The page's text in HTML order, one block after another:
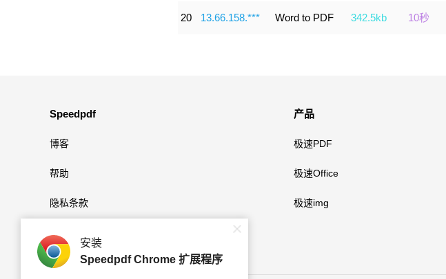
20 13.66.158.*** Word to PDF 342.5kb 10秒
安装
Speedpdf Chrome 扩展程序
Speedpdf
博客
帮助
隐私条款
产品
极速PDF
极速Office
极速img